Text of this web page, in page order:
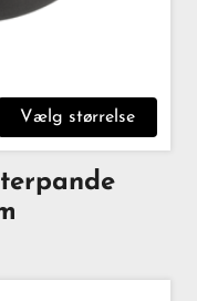
Vælg størrelse